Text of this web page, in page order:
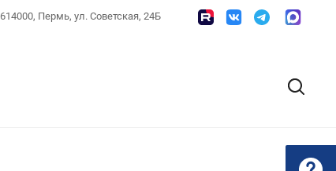
614000, Пермь, ул. Советская, 24Б